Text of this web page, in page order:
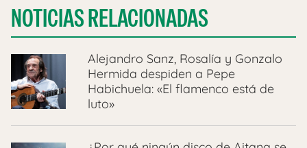
NOTICIAS RELACIONADAS
Alejandro Sanz, Rosalía y Gonzalo
Hermida despiden a Pepe
Habichuela: «El flamenco está de
luto»